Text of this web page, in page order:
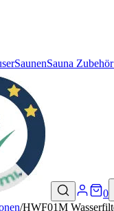
SaunenSauna
0
/HWF01M